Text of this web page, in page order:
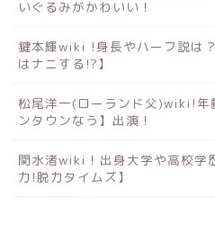
いぐるみがかわいい！
鍵本輝wiki !身長やハーフ説は
はナニする!?】
松尾洋一(ローランド父)wiki!年
ンタウンなう】出演！
関水渚wiki！出身大学や高校学
力!脱力タイムズ】